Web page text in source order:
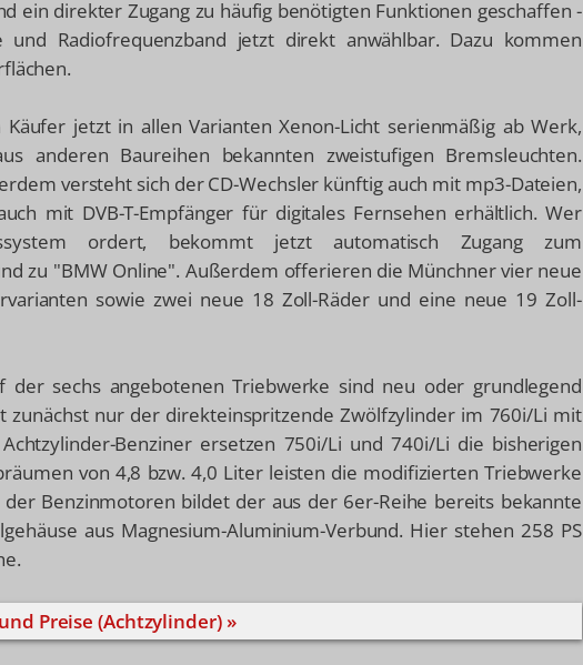
ein direkter Zugang zu häufig benötigten Funktionen geschaffen -
und Radiofrequenzband jetzt direkt anwählbar. Dazu kommen
jetzt in allen Varianten Xenon-Licht serienmäßig ab Werk,
anderen Baureihen bekannten zweistufigen Bremsleuchten.
versteht sich der CD-Wechsler künftig auch mit mp3-Dateien,
mit DVB-T-Empfänger für digitales Fernsehen erhältlich. Wer
ordert, bekommt jetzt automatisch Zugang zum
zu "BMW Online". Außerdem offerieren die Münchner vier neue
sowie zwei neue 18 Zoll-Räder und eine neue 19 Zoll-
der sechs angebotenen Triebwerke sind neu oder grundlegend
zunächst nur der direkteinspritzende Zwölfzylinder im 760i/Li mit
Benziner ersetzen 750i/Li und 740i/Li die bisherigen
von 4,8 bzw. 4,0 Liter leisten die modifizierten Triebwerke
der Benzinmotoren bildet der aus der 6er-Reihe bereits bekannte
aus Magnesium-Aluminium-Verbund. Hier stehen 258 PS
Preise (Achtzylinder) »